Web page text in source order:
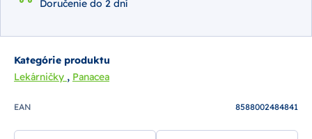
Doručenie do 2 dní
Kategórie produktu
Lekárničky , Panacea
EAN 8588002484841